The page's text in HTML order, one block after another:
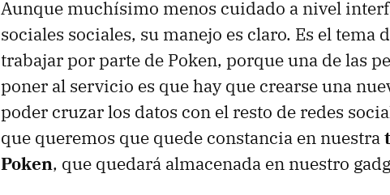
Aunque muchísimo menos cuidado a nivel
sociales sociales, su manejo es claro. Es el tema
trabajar por parte de Poken, porque una de las
poner al servicio es que hay que crearse una
poder cruzar los datos con el resto de redes
que queremos que quede constancia en nuestra
Poken, que quedará almacenada en nuestro